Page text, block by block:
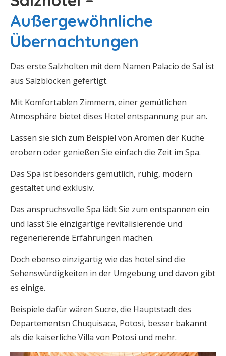
Außergewöhnliche
Übernachtungen
Das erste Salzholten mit dem Namen Palacio de Sal ist
aus Salzblöcken gefertigt.
Mit Komfortablen Zimmern, einer gemütlichen
Atmosphäre bietet dises Hotel entspannung pur an.
Lassen sie sich zum Beispiel von Aromen der Küche
erobern oder genießen Sie einfach die Zeit im Spa.
Das Spa ist besonders gemütlich, ruhig, modern
gestaltet und exklusiv.
Das anspruchsvolle Spa lädt Sie zum entspannen ein
und lässt Sie einzigartige revitalisierende und
regenerierende Erfahrungen machen.
Doch ebenso einzigartig wie das hotel sind die
Sehenswürdigkeiten in der Umgebung und davon gibt
es einige.
Beispiele dafür wären Sucre, die Hauptstadt des
Departementsn Chuquisaca, Potosi, besser bakannt
als die kaiserliche Villa von Potosi und mehr.